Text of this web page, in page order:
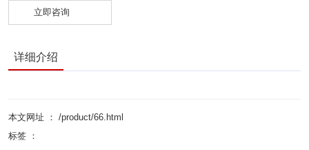
立即咨询
详细介绍
本文网址 ： /product/66.html
标签 ：